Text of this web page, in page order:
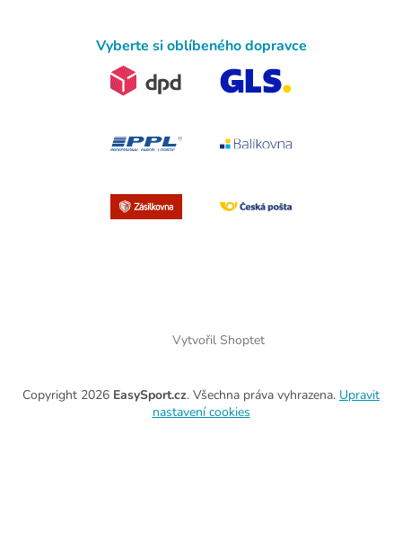
Vyberte si oblíbeného dopravce
Vytvořil Shoptet
Copyright 2026 EasySport.cz. Všechna práva vyhrazena. Upravit
nastavení cookies